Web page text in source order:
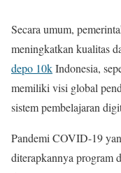
Secara umum,
meningkatkan kualitas
depo 10kIndonesia,
memiliki visi global
sistem pembelajaran
Pandemi COVID-19
diterapkannya program